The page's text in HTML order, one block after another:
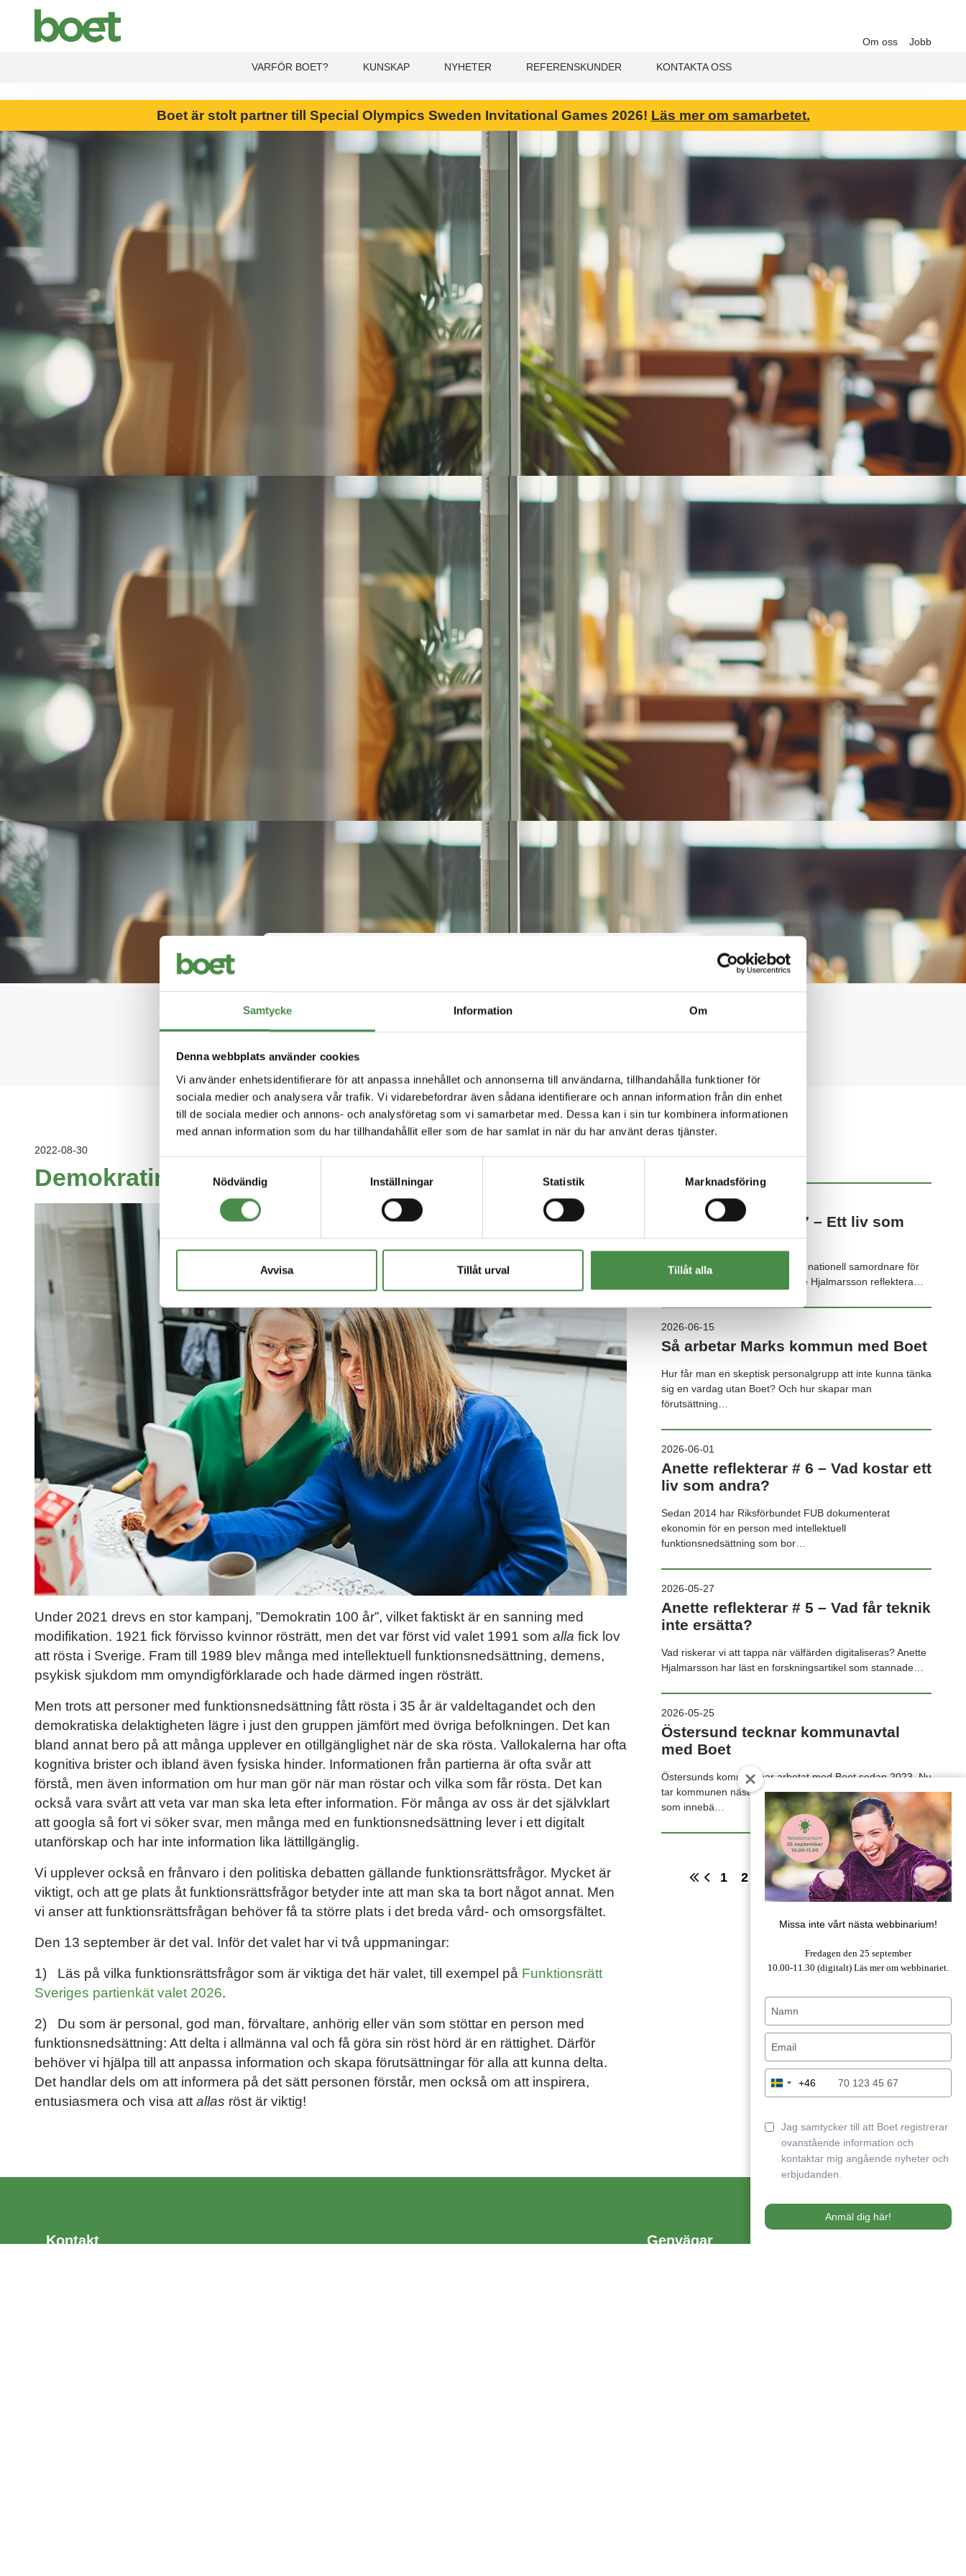
Samtycke Information Om
Denna webbplats använder cookies
Vi använder enhetsidentifierare för att anpassa innehållet och annonserna till användarna, tillhandahålla funktioner för
sociala medier och analysera vår trafik. Vi vidarebefordrar även sådana identifierare och annan information från din enhet
till de sociala medier och annons- och analysföretag som vi samarbetar med. Dessa kan i sin tur kombinera informationen
med annan information som du har tillhandahållit eller som de har samlat in när du har använt deras tjänster.
Nödvändig
Inställningar Statistik Marknadsföring
Avvisa Tillåt urval Tillåt alla
Missa inte vårt nästa webbinarium!
Fredagen den 25 september
10.00-11.30 (digitalt) Läs mer om webbinariet.
name
email
number
Sweden
+46
Jag samtycker till att Boet registrerar
ovanstående information och
kontaktar mig angående nyheter och
erbjudanden.
Anmäl dig här!
End Product brochure -->
Om oss Jobb
VARFÖR BOET? KUNSKAP NYHETER REFERENSKUNDER KONTAKTA OSS
Boet är stolt partner till Special Olympics Sweden Invitational Games 2026! Läs mer om samarbetet.
Håll dig uppdaterad med de senaste nyheterna från Boet.
2022-08-30
Demokratin 100 (eller 35?) år
Under 2021 drevs en stor kampanj, ”Demokratin 100 år”, vilket faktiskt är en sanning med
modifikation. 1921 fick förvisso kvinnor rösträtt, men det var först vid valet 1991 som alla fick lov
att rösta i Sverige. Fram till 1989 blev många med intellektuell funktionsnedsättning, demens,
psykisk sjukdom mm omyndigförklarade och hade därmed ingen rösträtt.
Men trots att personer med funktionsnedsättning fått rösta i 35 år är valdeltagandet och den
demokratiska delaktigheten lägre i just den gruppen jämfört med övriga befolkningen. Det kan
bland annat bero på att många upplever en otillgänglighet när de ska rösta. Vallokalerna har ofta
kognitiva brister och ibland även fysiska hinder. Informationen från partierna är ofta svår att
förstå, men även information om hur man gör när man röstar och vilka som får rösta. Det kan
också vara svårt att veta var man ska leta efter information. För många av oss är det självklart
att googla så fort vi söker svar, men många med en funktionsnedsättning lever i ett digitalt
utanförskap och har inte information lika lättillgänglig.
Vi upplever också en frånvaro i den politiska debatten gällande funktionsrättsfrågor. Mycket är
viktigt, och att ge plats åt funktionsrättsfrågor betyder inte att man ska ta bort något annat. Men
vi anser att funktionsrättsfrågan behöver få ta större plats i det breda vård- och omsorgsfältet.
Den 13 september är det val. Inför det valet har vi två uppmaningar:
1) Läs på vilka funktionsrättsfrågor som är viktiga det här valet, till exempel på Funktionsrätt
Sveriges partienkät valet 2026.
2) Du som är personal, god man, förvaltare, anhörig eller vän som stöttar en person med
funktionsnedsättning: Att delta i allmänna val och få göra sin röst hörd är en rättighet. Därför
behöver vi hjälpa till att anpassa information och skapa förutsättningar för alla att kunna delta.
Det handlar dels om att informera på det sätt personen förstår, men också om att inspirera,
entusiasmera och visa attallas röst är viktig!
NYHETSARKIV
2026-07-02
Anette reflekterar #7 – Ett liv som
andra, på riktigt
Den 2 juli tillsatte regeringen en nationell samordnare för
funktionshinderspolitiken. Anette Hjalmarsson reflektera…
2026-06-15
Så arbetar Marks kommun med Boet
Hur får man en skeptisk personalgrupp att inte kunna tänka
sig en vardag utan Boet? Och hur skapar man
förutsättning…
2026-06-01
Anette reflekterar # 6 – Vad kostar ett
liv som andra?
Sedan 2014 har Riksförbundet FUB dokumenterat
ekonomin för en person med intellektuell
funktionsnedsättning som bor…
2026-05-27
Anette reflekterar # 5 – Vad får teknik
inte ersätta?
Vad riskerar vi att tappa när välfärden digitaliseras? Anette
Hjalmarsson har läst en forskningsartikel som stannade…
2026-05-25
Östersund tecknar kommunavtal
med Boet
Östersunds kommun har arbetat med Boet sedan 2023. Nu
tar kommunen nästa steg och tecknar ett kommunavtal
som innebä…
1 2 3 4 5 7 8
Kontakt Genvägar